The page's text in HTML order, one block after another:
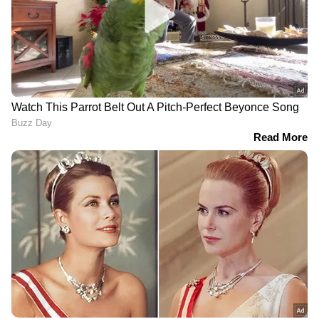
Related Articles
'ഇന്ത്യക്കെതിരേ യുദ്ധംചെയ്തു'; പഹൽ​
ഗാം ഭീകരാക്രമണത്തിൽ കൊടുംഭീകരനും
ലഷ്കർ സ്ഥാപകനുമായ ഹാഫിസ്
DOWNLOAD APP
ഇന്ത്യയിലെയും ലോകമെമ്പാടുമുള്ള എല്ലാ
India Newsഅറിയാൻ എപ്പോഴും ഏഷ്യാനെറ്റ്
ന്യൂസ് വാർത്തകൾ.
Malayalam News
തത്സമയ അപ്‌ഡേറ്റുകളും ആഴത്തിലുള്ള
വിശകലനവും സമഗ്രമായ റിപ്പോർട്ടിംഗും —
എല്ലാം ഒരൊറ്റ സ്ഥലത്ത്. ഏത് സമയത്തും,
എവിടെയും വിശ്വസനീയമായ വാർത്തകൾ
ലഭിക്കാൻAsianet News Malayalam